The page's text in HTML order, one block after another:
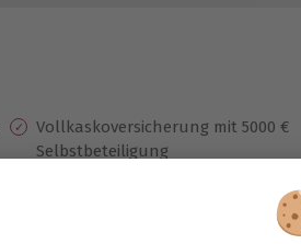
Vollkaskoversicherung mit 5000 €
Selbstbeteiligung